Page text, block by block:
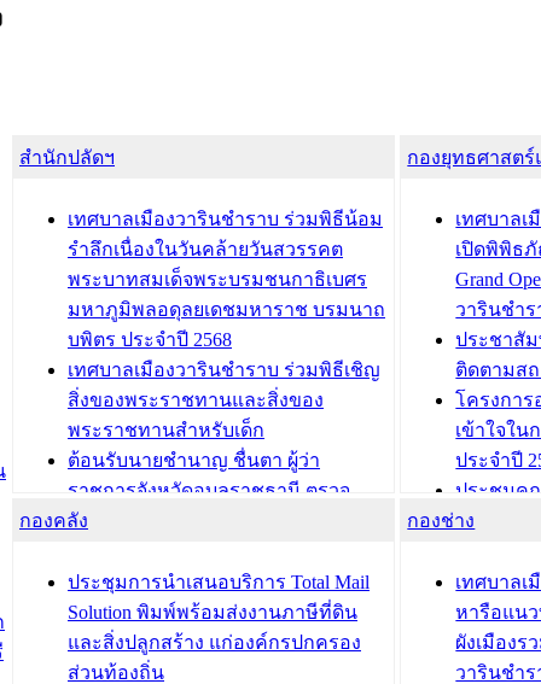
สำนักปลัดฯ
เทศบาลเมืองวารินชำราบ ร่วมพิธีน้อม
รำลึกเนื่องในวันคล้ายวันสวรรคต
พระบาทสมเด็จพระบรมชนกาธิเบศร
มหาภูมิพลอดุลยเดชมหาราช บรมนาถ
บพิตร ประจำปี 2568
เทศบาลเมืองวารินชำราบ ร่วมพิธีเชิญ
สิ่งของพระราชทานและสิ่งของ
พระราชทานสำหรับเด็ก
ต้อนรับนายชำนาญ ชื่นตา ผู้ว่า
ราชการจังหวัดอุบลราชธานี ตรวจ
ความเรียบร้อยของสถานที่ในการเตรี
องคมนตรี
สำนักทะเบียนท้องถิ่นเทศบาลเมือง
วารินชำราบ ดำเนินการมอบทะเบียน
บ้าน ทร.14 และบัตรประจำตัว
กองยุทธศาสต
เทศบาลเ
เปิดพิพิธภั
Grand
วารินชำร
ประชาสัม
ติดตามส
โครงกา
เข้าใจใน
ประจำปี
ประชุมค
ความเสี่ย
ประชุมที
ชีวา สร้า
ขับเคลื่อน
“เมืองแห่
กองคลัง
ประชุมการนำเสนอบริการ Total Mail
Solution พิมพ์พร้อมส่งงานภาษีที่ดิน
และสิ่งปลูกสร้าง แก่องค์กรปกครอง
ส่วนท้องถิ่น
กองช่าง
เทศบาลเ
หารือแน
ผังเมืองร
วารินชำร